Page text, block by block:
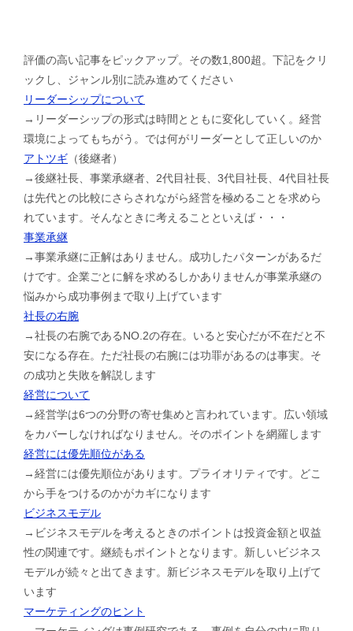
評価の高い記事をピックアップ。その数1,800超。下記をクリ
ックし、ジャンル別に読み進めてください
リーダーシップについて
→リーダーシップの形式は時間とともに変化していく。経営
環境によってもちがう。では何がリーダーとして正しいのか
アトツギ （後継者）
→後継社長、事業承継者、2代目社長、3代目社長、4代目社長
は先代との比較にさらされながら経営を極めることを求めら
れています。そんなときに考えることといえば・・・
事業承継
→事業承継に正解はありません。成功したパターンがあるだ
けです。企業ごとに解を求めるしかありませんが事業承継の
悩みから成功事例まで取り上げています
社長の右腕
→社長の右腕であるNO.2の存在。いると安心だが不在だと不
安になる存在。ただ社長の右腕には功罪があるのは事実。そ
の成功と失敗を解説します
経営について
→経営学は6つの分野の寄せ集めと言われています。広い領域
をカバーしなければなりません。そのポイントを網羅します
経営には優先順位がある
→経営には優先順位があります。プライオリティです。どこ
から手をつけるのかがカギになります
ビジネスモデル
→ビジネスモデルを考えるときのポイントは投資金額と収益
性の関連です。継続もポイントとなります。新しいビジネス
モデルが続々と出てきます。新ビジネスモデルを取り上げて
います
マーケティングのヒント